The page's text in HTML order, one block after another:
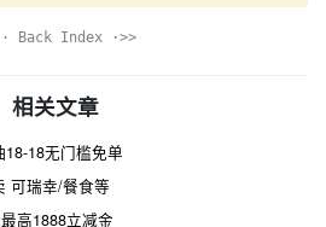
Back Index ·>>
相关文章
18无门槛免单
可瑞幸/餐食等
高1888立减金